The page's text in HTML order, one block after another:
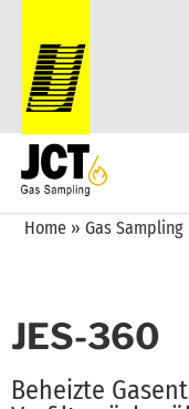
Home » Gas Sampling
JES-360
Beheizte